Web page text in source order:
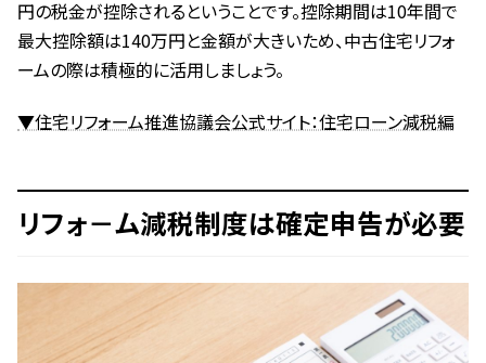
円の税金が控除されるということです。控除期間は10年間で
最大控除額は140万円と金額が大きいため、中古住宅リフォ
ームの際は積極的に活用しましょう。
▼住宅リフォーム推進協議会公式サイト：住宅ローン減税編
リフォ－ム減税制度は確定申告が必要